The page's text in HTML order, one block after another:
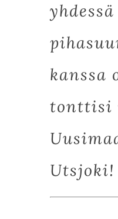
yhdessä
kanssa
tonttisi
Utsjoki!